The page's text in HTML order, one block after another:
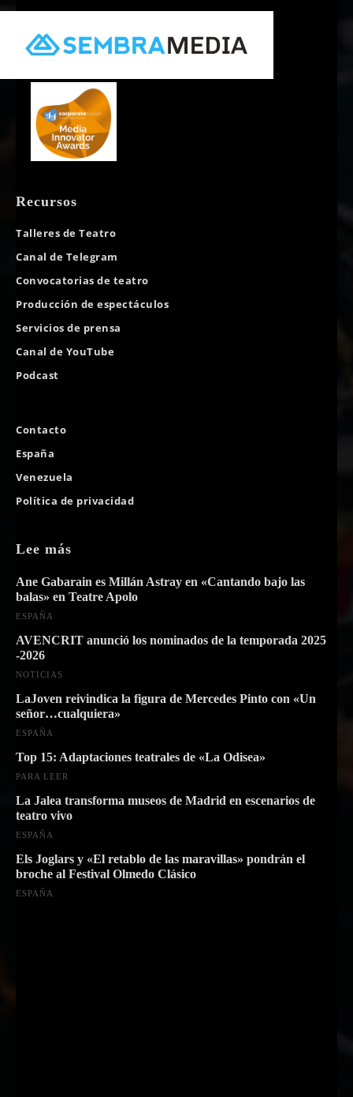
Recursos
Talleres de Teatro
Canal de Telegram
Convocatorias de teatro
Producción de espectáculos
Servicios de prensa
Canal de YouTube
Podcast
Contacto
España
Venezuela
Política de privacidad
Lee más
Ane Gabarain es Millán Astray en «Cantando bajo las
balas» en Teatre Apolo
ESPAÑA
AVENCRIT anunció los nominados de la temporada 2025
-2026
NOTICIAS
LaJoven reivindica la figura de Mercedes Pinto con «Un
señor…cualquiera»
ESPAÑA
Top 15: Adaptaciones teatrales de «La Odisea»
PARA LEER
La Jalea transforma museos de Madrid en escenarios de
teatro vivo
ESPAÑA
Els Joglars y «El retablo de las maravillas» pondrán el
broche al Festival Olmedo Clásico
ESPAÑA